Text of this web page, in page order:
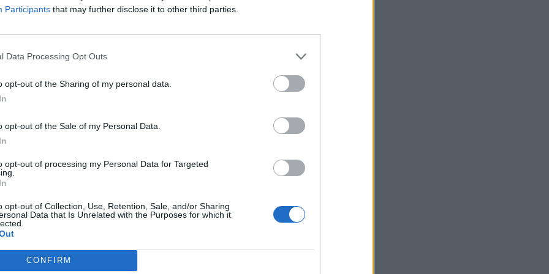
Participants that may further disclose it to other third parties.
Data Processing Opt Outs
opt-out of the Sharing of my personal data.
opt-out of the Sale of my Personal Data.
opt-out of processing my Personal Data for Targeted
opt-out of Collection, Use, Retention, Sale, and/or Sharing
Data that Is Unrelated with the Purposes for which it
CONFIRM
stile in casa e offrono grande versatilità di installazione. Oltre a offrire
collezione possono diventare dei veri e propri raffinati complementi
in base alle proprie esigenze. L’installazione flessibile gli permette di
design minimalista dalle linee morbide e arrotondate, reso elegante
consente di posizionarlo in qualsiasi stanza in qualsiasi posizione.
qualità delle immagini che regala colori intensi e neri perfetti.
può essere impostato in modalità “Gallery” per mostrare opere d’arte
d’arte.
grazie alla tecnologia OLED evo ed è caratterizzato da un design
con qualsiasi stile di arredamento o palette di colori ed è ideale
moderna nel loro salotto. Il suo design distintivo, infatti, ricorda il
creando un ambiente fine e sofisticato.